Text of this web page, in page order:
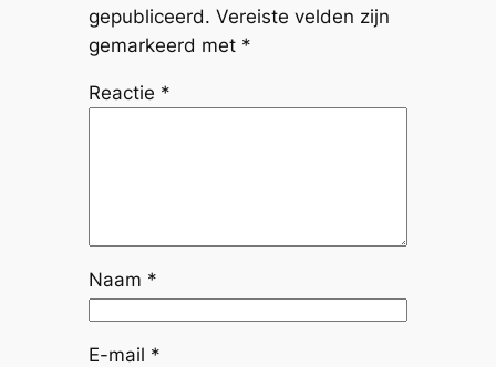
gepubliceerd. Vereiste velden zijn
gemarkeerd met *
Reactie *
Naam *
E-mail *